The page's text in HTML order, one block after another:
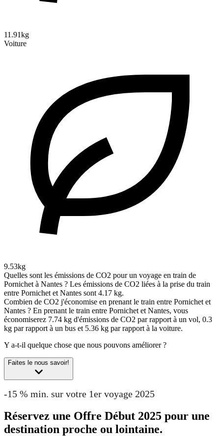
11.91kg
Voiture
9.53kg
Quelles sont les émissions de CO2 pour un voyage en train de
Pornichet à Nantes ? Les émissions de CO2 liées à la prise du train
entre Pornichet et Nantes sont 4.17 kg.
Combien de CO2 j'économise en prenant le train entre Pornichet et
Nantes ? En prenant le train entre Pornichet et Nantes, vous
économiserez 7.74 kg d'émissions de CO2 par rapport à un vol, 0.3
kg par rapport à un bus et 5.36 kg par rapport à la voiture.
Y a-t-il quelque chose que nous pouvons améliorer ?
Faites le nous savoir!
-15 % min. sur votre 1er voyage 2025
Réservez une Offre Début 2025 pour une
destination proche ou lointaine.